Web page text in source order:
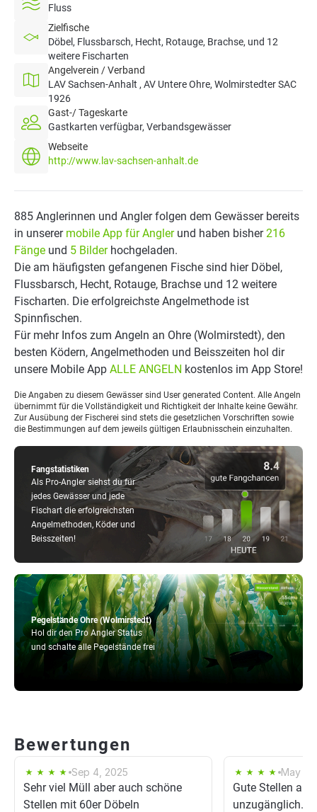
Fluss
Zielfische
Döbel, Flussbarsch, Hecht, Rotauge, Brachse, und 12
weitere Fischarten
Angelverein / Verband
LAV Sachsen-Anhalt , AV Untere Ohre, Wolmirstedter SAC
1926
Gast-/ Tageskarte
Gastkarten verfügbar, Verbandsgewässer
Webseite
http://www.lav-sachsen-anhalt.de
Pegelstände Ohre (Wolmirstedt)
Hol dir den Pro Angler Status
und schalte alle Pegelstände frei
Fangstatistiken
Als Pro-Angler siehst du für
jedes Gewässer und jede
Fischart die erfolgreichsten
Angelmethoden, Köder und
Beisszeiten!
885 Anglerinnen und Angler folgen dem Gewässer bereits
in unserer mobile App für Anglerund haben bisher216
Fänge und 5 Bilderhochgeladen.
Die am häufigsten gefangenen Fische sind hier Döbel,
Flussbarsch, Hecht, Rotauge, Brachse und 12 weitere
Fischarten. Die erfolgreichste Angelmethode ist
Spinnfischen.
Für mehr Infos zum Angeln an Ohre (Wolmirstedt), den
besten Ködern, Angelmethoden und Beisszeiten hol dir
unsere Mobile App ALLE ANGELN kostenlos im App Store!
Die Angaben zu diesem Gewässer sind User generated Content. Alle Angeln
übernimmt für die Vollständigkeit und Richtigkeit der Inhalte keine Gewähr.
Zur Ausübung der Fischerei sind stets die gesetzlichen Vorschriften sowie
die Bestimmungen auf dem jeweils gültigen Erlaubnisschein einzuhalten.
Bewertungen
Sep 4, 2025
Sehr viel Müll aber auch schöne
Stellen mit 60er Döbeln
May 5,
Gute Stellen
unzugänglich.